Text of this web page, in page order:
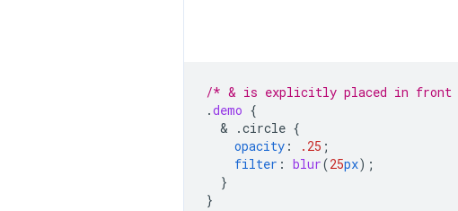
/* & is explicitly placed in
.demo {
  &
.circle {
opacity : .25 ;
filter : blur(25px);
}
}